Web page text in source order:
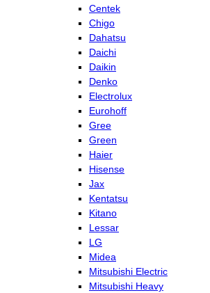
Centek
Chigo
Dahatsu
Daichi
Daikin
Denko
Electrolux
Eurohoff
Gree
Green
Haier
Hisense
Jax
Kentatsu
Kitano
Lessar
LG
Midea
Mitsubishi Electric
Mitsubishi Heavy